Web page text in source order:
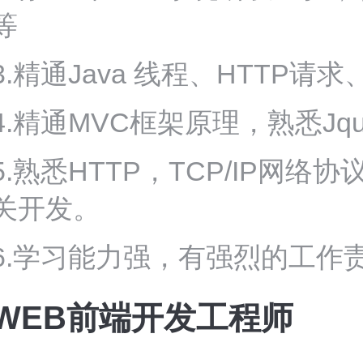
精通Java 线程、HTTP请求
精通MVC框架原理，熟悉
熟悉HTTP，TCP/IP网络协
开发。
学习能力强，有强烈的工作
前端开发工程师